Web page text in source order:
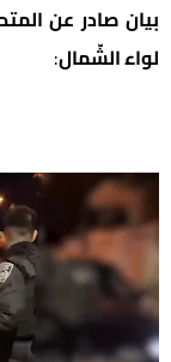
بيان صادر عن
لواء الشّمال:
مشغل
الفيديو